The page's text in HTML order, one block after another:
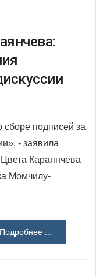
сборе подписей за
- заявила
Караянчева
Момчилу-
Подробнее ...